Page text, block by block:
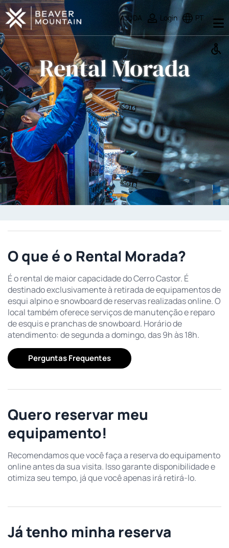
AJUDA Login PT
Rental Morada
O que é o Rental Morada?
É o rental de maior capacidade do Cerro Castor. É
destinado exclusivamente à retirada de equipamentos de
esqui alpino e snowboard de reservas realizadas online. O
local também oferece serviços de manutenção e reparo
de esquis e pranchas de snowboard. Horário de
atendimento: de segunda a domingo, das 9h às 18h.
Perguntas Frequentes
Quero reservar meu
equipamento!
Recomendamos que você faça a reserva do equipamento
online antes da sua visita. Isso garante disponibilidade e
otimiza seu tempo, já que você apenas irá retirá-lo.
Já tenho minha reserva